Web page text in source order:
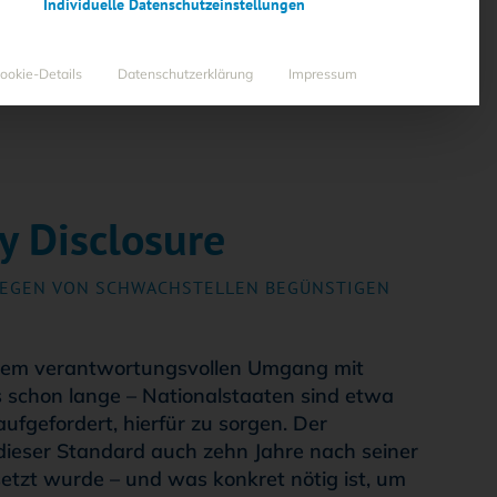
Disclosure
VON SCHWACHSTELLEN BEGÜNSTIGEN
verantwortungsvollen Umgang mit
lange – Nationalstaaten sind etwa
hierfür zu sorgen. Der
Standard auch zehn Jahre nach seiner
wurde – und was konkret nötig ist, um
Details Datenschutzerklärung Impressum